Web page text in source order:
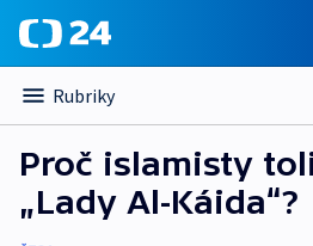
Rubriky
Proč islamisty
„Lady Al-Káida“?